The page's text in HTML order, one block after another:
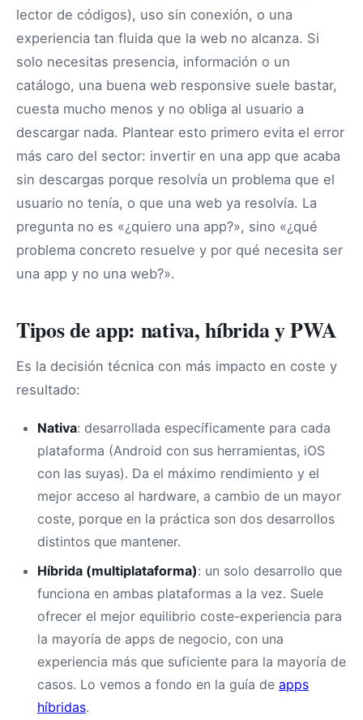
lector de códigos), uso sin conexión, o una
experiencia tan fluida que la web no alcanza. Si
solo necesitas presencia, información o un
catálogo, una buena web responsive suele bastar,
cuesta mucho menos y no obliga al usuario a
descargar nada. Plantear esto primero evita el error
más caro del sector: invertir en una app que acaba
sin descargas porque resolvía un problema que el
usuario no tenía, o que una web ya resolvía. La
pregunta no es «¿quiero una app?», sino «¿qué
problema concreto resuelve y por qué necesita ser
una app y no una web?».
Tipos de app: nativa, híbrida y PWA
Es la decisión técnica con más impacto en coste y
resultado:
Nativa: desarrollada específicamente para cada
plataforma (Android con sus herramientas, iOS
con las suyas). Da el máximo rendimiento y el
mejor acceso al hardware, a cambio de un mayor
coste, porque en la práctica son dos desarrollos
distintos que mantener.
Híbrida (multiplataforma): un solo desarrollo que
funciona en ambas plataformas a la vez. Suele
ofrecer el mejor equilibrio coste-experiencia para
la mayoría de apps de negocio, con una
experiencia más que suficiente para la mayoría de
casos. Lo vemos a fondo en la guía de apps
híbridas.